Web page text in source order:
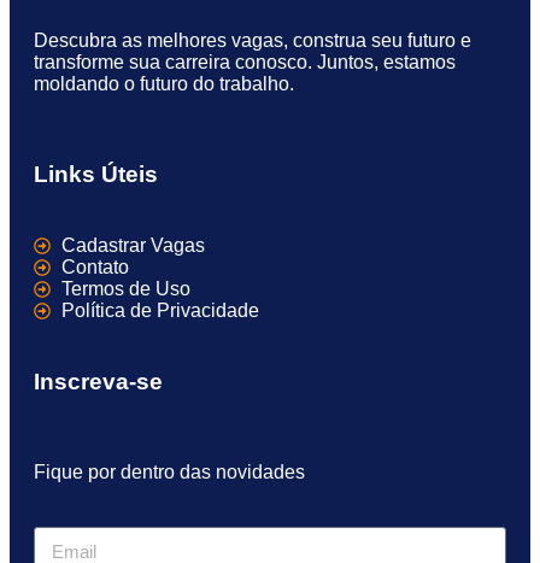
Descubra as melhores vagas, construa seu futuro e
transforme sua carreira conosco. Juntos, estamos
moldando o futuro do trabalho.
Links Úteis
Cadastrar Vagas
Contato
Termos de Uso
Política de Privacidade
Inscreva-se
Fique por dentro das novidades